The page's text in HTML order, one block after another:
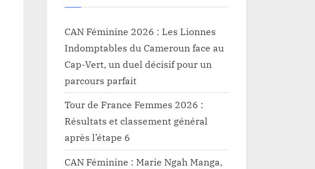
CAN Féminine 2026 : Les Lionnes
Indomptables du Cameroun face au
Cap-Vert, un duel décisif pour un
parcours parfait
Tour de France Femmes 2026 :
Résultats et classement général
après l’étape 6
CAN Féminine : Marie Ngah Manga,